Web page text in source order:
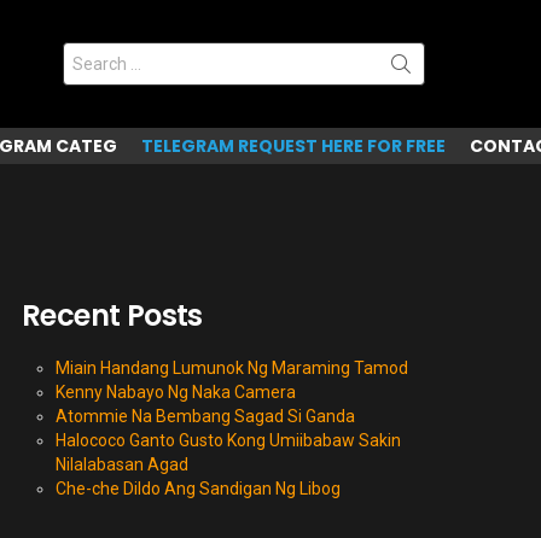
Search
for:
CATEG TELEGRAM REQUEST HERE FOR FREE
Recent Posts
Miain Handang Lumunok Ng Maraming Tamod
Kenny Nabayo Ng Naka Camera
Atommie Na Bembang Sagad Si Ganda
Halococo Ganto Gusto Kong Umiibabaw Sakin
Nilalabasan Agad
Che-che Dildo Ang Sandigan Ng Libog